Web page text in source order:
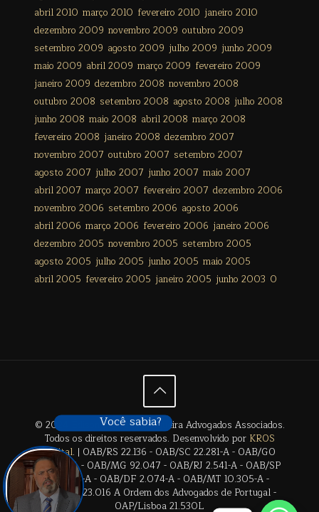
abril 2010 março 2010 fevereiro 2010 janeiro 2010
dezembro 2009 novembro 2009 outubro 2009
setembro 2009 agosto 2009 julho 2009 junho 2009
maio 2009 abril 2009 março 2009 fevereiro 2009
janeiro 2009 dezembro 2008 novembro 2008
outubro 2008 setembro 2008 agosto 2008 julho 2008
junho 2008 maio 2008 abril 2008 março 2008
fevereiro 2008 janeiro 2008 dezembro 2007
novembro 2007 outubro 2007 setembro 2007
agosto 2007 julho 2007 junho 2007 maio 2007
abril 2007 março 2007 fevereiro 2007 dezembro 2006
novembro 2006 setembro 2006 agosto 2006
abril 2006 março 2006 fevereiro 2006 janeiro 2006
dezembro 2005 novembro 2005 setembro 2005
agosto 2005 julho 2005 junho 2005 maio 2005
abril 2005 fevereiro 2005 janeiro 2005 junho 2003 0
© 2024 Édison Freitas de Siqueira Advogados Associados.
Todos os direitos reservados. Desenvolvido por KROS
Digital. | OAB/RS 22.136 - OAB/SC 22.281-A - OAB/GO
28.659-A - OAB/MG 92.047 - OAB/RJ 2.541-A - OAB/SP
17.2838-A - OAB/DF 2.074-A - OAB/MT 10.305-A -
OAB/BA 23.016 A Ordem dos Advogados de Portugal -
OAP/Lisboa 21.530L
Você sabia?